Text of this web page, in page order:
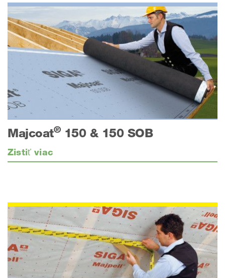
Majcoat®150 & 150 SOB
Zistiť viac